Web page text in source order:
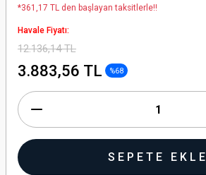
*361,17 TL den başlayan taksitlerle!!
Havale Fiyatı:
12.136,14 TL
3.883,56 TL %68
SEPETE EKLE